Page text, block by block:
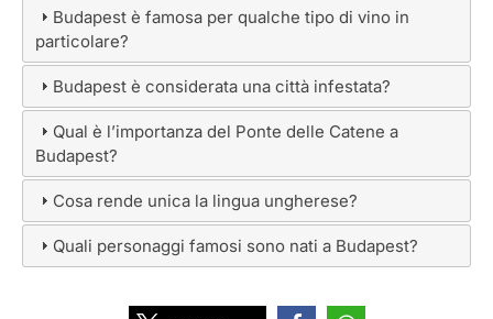
Budapest è famosa per qualche tipo di vino in
particolare?
Budapest è considerata una città infestata?
Qual è l’importanza del Ponte delle Catene a
Budapest?
Cosa rende unica la lingua ungherese?
Quali personaggi famosi sono nati a Budapest?